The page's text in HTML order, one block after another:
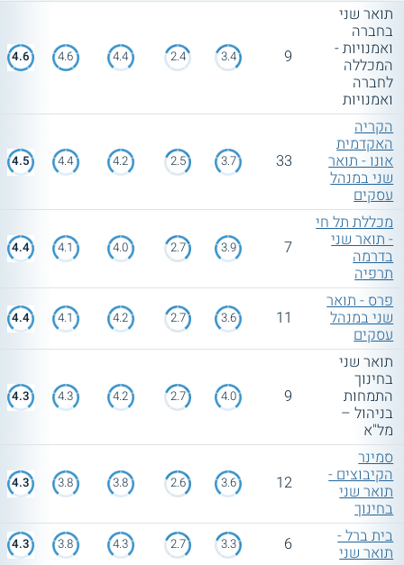
תואר שני
בחברה
ואמנויות -
המכללה
לחברה
ואמנויות
9
3.4
2.4
4.4
4.6
4.6
הקריה
האקדמית
אונו - תואר
שני במנהל
עסקים
33
3.7
2.5
4.2
4.4
4.5
מכללת תל חי
- תואר שני
בדרמה
תרפיה
7
3.9
2.7
4.0
4.1
4.4
פרס - תואר
שני במנהל
עסקים
11
3.6
2.7
4.2
4.1
4.4
תואר שני
בחינוך
התמחות
בניהול –
מל"א
9
4.0
2.7
4.2
4.3
4.3
סמינר
הקיבוצים -
תואר שני
בחינוך
12
3.6
2.6
3.8
3.8
4.3
בית ברל -
תואר שני 6
3.3
2.7
4.3
3.8
4.3